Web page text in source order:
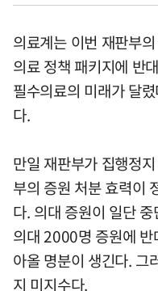
의료계는 이번 재판부
의료 정책 패키지에 반
필수의료의 미래가 달
다.
만일 재판부가 집행정
부의 증원 처분 효력이
다. 의대 증원이 일단
의대 2000명 증원에 반
아올 명분이 생긴다. 그
지 미지수다.